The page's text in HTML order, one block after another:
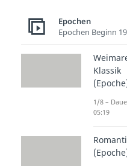
eine
richteten
Statt sich
Epochen
Epochen Beginn
Klassik
1/8 –
05:19